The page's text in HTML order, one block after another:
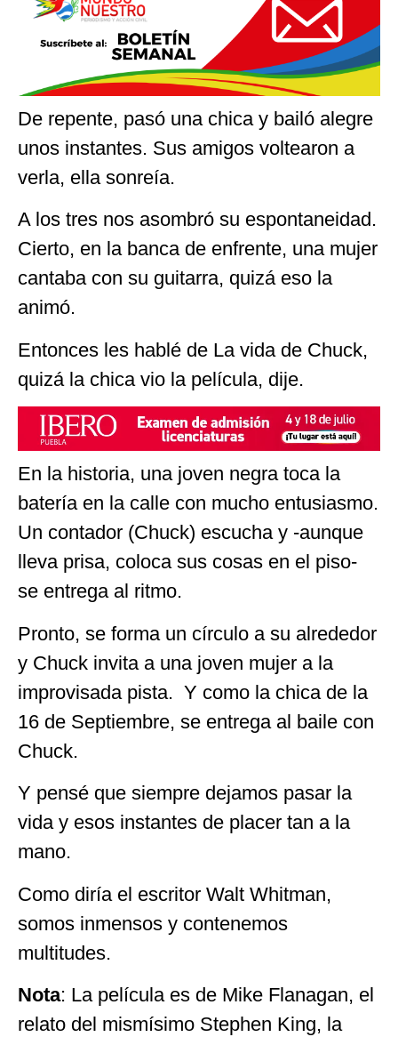
De repente, pasó una chica y bailó alegre
unos instantes. Sus amigos voltearon a
verla, ella sonreía.
A los tres nos asombró su espontaneidad.
Cierto, en la banca de enfrente, una mujer
cantaba con su guitarra, quizá eso la
animó.
Entonces les hablé de La vida de Chuck,
quizá la chica vio la película, dije.
En la historia, una joven negra toca la
batería en la calle con mucho entusiasmo.
Un contador (Chuck) escucha y -aunque
lleva prisa, coloca sus cosas en el piso-
se entrega al ritmo.
Pronto, se forma un círculo a su alrededor
y Chuck invita a una joven mujer a la
improvisada pista. Y como la chica de la
16 de Septiembre, se entrega al baile con
Chuck.
Y pensé que siempre dejamos pasar la
vida y esos instantes de placer tan a la
mano.
Como diría el escritor Walt Whitman,
somos inmensos y contenemos
multitudes.
Nota: La película es de Mike Flanagan, el
relato del mismísimo Stephen King, la